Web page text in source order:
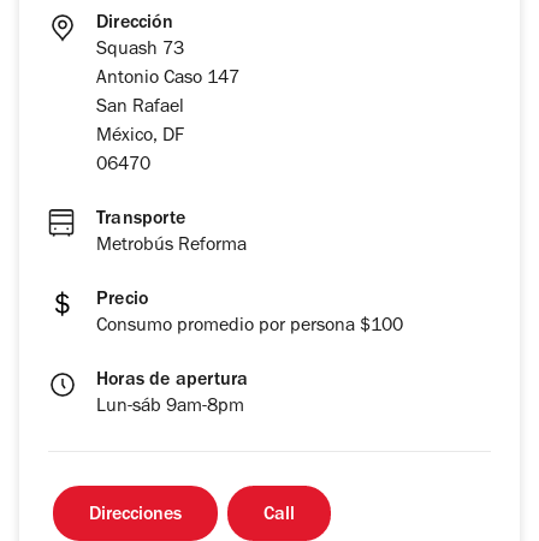
Dirección
Squash 73
Antonio Caso 147
San Rafael
México, DF
06470
Transporte
Metrobús Reforma
Precio
Consumo promedio por persona $100
Horas de apertura
Lun-sáb 9am-8pm
Direcciones Call